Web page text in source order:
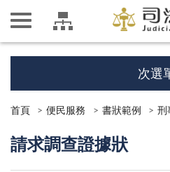
次選
首頁 便民服務 書狀範例 刑
請求調查證據狀